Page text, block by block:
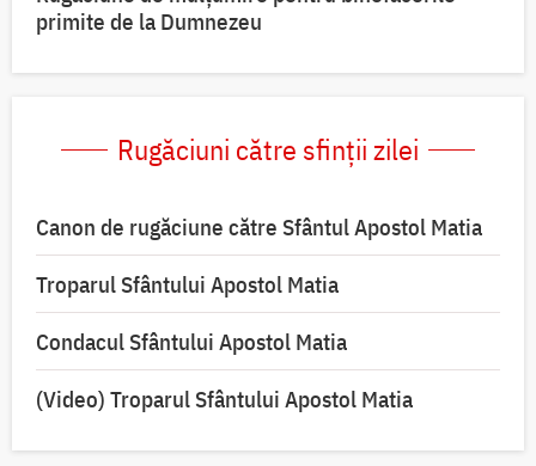
primite de la Dumnezeu
Rugăciuni către sfinții zilei
Canon de rugăciune către Sfântul Apostol Matia
Troparul Sfântului Apostol Matia
Condacul Sfântului Apostol Matia
(Video) Troparul Sfântului Apostol Matia